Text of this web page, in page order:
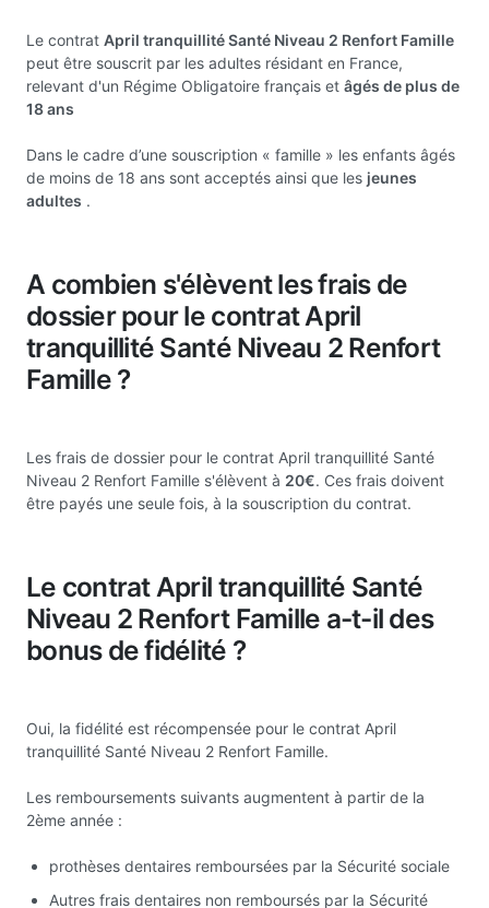
Le contrat April tranquillité Santé Niveau 2 Renfort Famille
peut être souscrit par les adultes résidant en France,
relevant d'un Régime Obligatoire français et âgés de plus de
18 ans
Dans le cadre d’une souscription « famille » les enfants âgés
de moins de 18 ans sont acceptés ainsi que les jeunes
adultes .
A combien s'élèvent les frais de
dossier pour le contrat April
tranquillité Santé Niveau 2 Renfort
Famille ?
Les frais de dossier pour le contrat April tranquillité Santé
Niveau 2 Renfort Famille s'élèvent à 20€. Ces frais doivent
être payés une seule fois, à la souscription du contrat.
Le contrat April tranquillité Santé
Niveau 2 Renfort Famille a-t-il des
bonus de fidélité ?
Oui, la fidélité est récompensée pour le contrat April
tranquillité Santé Niveau 2 Renfort Famille.
Les remboursements suivants augmentent à partir de la
2ème année :
prothèses dentaires remboursées par la Sécurité sociale
Autres frais dentaires non remboursés par la Sécurité